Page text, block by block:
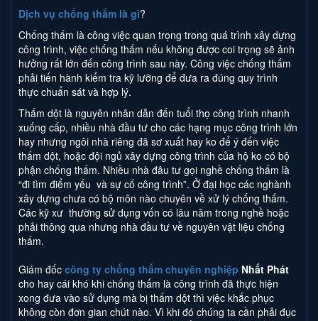
Dịch vụ chống thấm là gì?
Chống thấm là công việc quan trọng trong quá trình xây dựng
công trình, việc chống thấm nếu không được coi trọng sẽ ảnh
hưởng rất lớn đến công trình sau này. Công việc chống thấm
phải tiến hành kiểm tra kỹ lưỡng để đưa ra đúng quy trình
thực chuẩn sát và hợp lý.
Thấm dột là nguyên nhân dẫn đến tuổi thọ công trình nhanh
xuống cấp, nhiều nhà đầu tư cho các hạng mục công trình lớn
hay nhưng ngôi nhà riêng đã sơ xuất hay ko để ý đến việc
thấm dột, hoặc đội ngủ xây dựng công trình của hộ ko có bộ
phận chống thấm. Nhiều nhà đâu tư gọi nghề chống thấm là
“đi tìm điểm yếu và sự cố công trình”. Ở đại học các nghành
xây dựng chưa có bộ môn nào chuyên về xử lý chống thấm.
Các kỹ xư thường sử dụng vốn có lâu năm trong nghề hoặc
phải thông qua nhưng nhà đầu tư về nguyên vật liệu chống
thấm.
Giám đốc công ty chống thấm chuyên nghiệp Nhất Phát
cho hay cái khó khi chống thấm là công trình đã thực hiện
xong đưa vào sử dụng mà bị thấm dột thì việc khắc phục
không còn đơn gian chút nào. Vì khi đó chúng ta cần phải đục